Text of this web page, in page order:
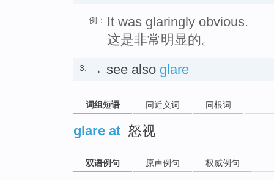
例：
It was glaringly obvious.
这是非常明显的。
3. → see also glare
词组短语 同近义词 同根词
glare at 怒视
双语例句 原声例句 权威例句